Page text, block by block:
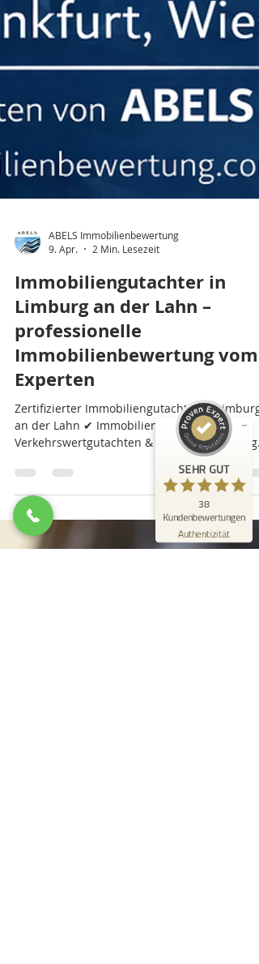
ABELS Immobilienbewertung
9. Apr.
2 Min. Lesezeit
Immobiliengutachter in
Limburg an der Lahn –
professionelle
Immobilienbewertung vom
SEHR GUT
38
Kundenbewertungen
Authentizität
Kundenbewertungen und Erfahrungen zu
ABELS Immobilienbewertung Ingenieure
Sachverständige...
100
ProvenExpert.com
SEHR GUT
5,00
/
5,00
3
Bewertungen auf
ProvenExpert.com
35
anderen Quellen
Blick aufs ProvenExpert-Profil werfen
03.07.2026